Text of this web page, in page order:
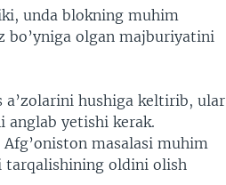
unda blokning muhim
bo’yniga olgan majburiyatini
a’zolarini hushiga keltirib, ular
yetishi kerak.
masalasi muhim
tarqalishining oldini olish